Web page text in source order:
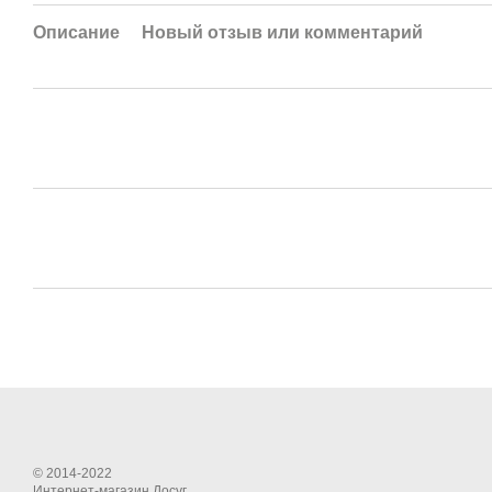
Описание Новый отзыв или комментарий
© 2014-2022